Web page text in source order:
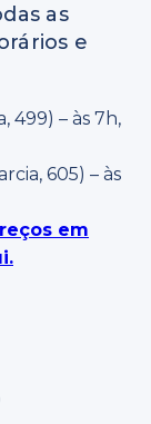
as
e
499) – às 7h,
605) – às
em